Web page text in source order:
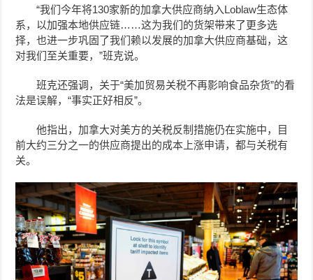
“我们今年将130家新的加拿大供应商纳入Loblaw生态体
系，以加强本地供应链……这为我们的货架带来了更多选
择，也进一步巩固了我们赖以发展的加拿大供应商基础，这
对我们至关重要，”班克说。
班克还强调，关于“美加贸易关税不再影响食品杂货”的看
法是误解，“事实正好相反”。
他指出，加拿大对美方的关税反制措施仍在实施中，目
前大约三分之一的供应商提出的成本上涨申请，都与关税有
关。